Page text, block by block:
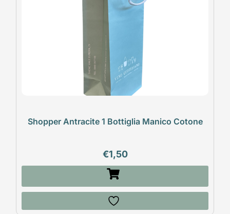
Shopper Antracite 1 Bottiglia Manico Cotone
€1,50